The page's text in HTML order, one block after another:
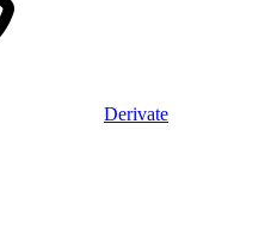
Derivate